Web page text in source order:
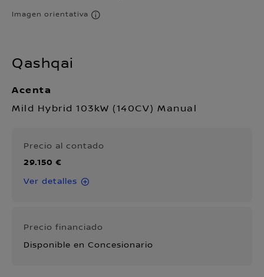
Imagen orientativa
Qashqai
Acenta
Mild Hybrid 103kW (140CV) Manual
Precio al contado
29.150 €
Ver detalles
Precio financiado
Disponible en Concesionario